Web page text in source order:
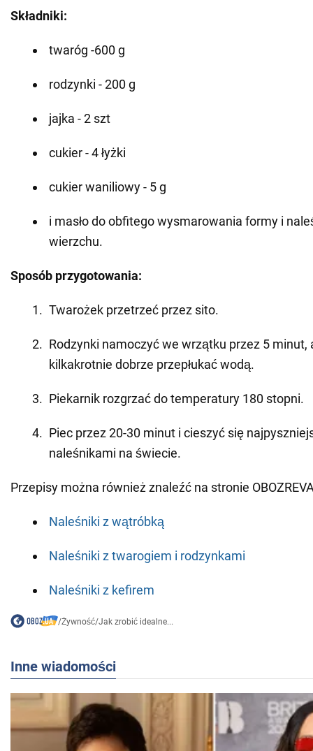
Składniki:
twaróg -600 g
rodzynki - 200 g
jajka - 2 szt
cukier - 4 łyżki
cukier waniliowy - 5 g
i masło do obfitego wysmarowania formy i
wierzchu.
Sposób przygotowania:
Twarożek przetrzeć przez sito.
Rodzynki namoczyć we wrzątku przez 5 minut,
kilkakrotnie dobrze przepłukać wodą.
Piekarnik rozgrzać do temperatury 180 stopni.
Piec przez 20-30 minut i cieszyć się
naleśnikami na świecie.
Przepisy można również znaleźć na stronie
Naleśniki z wątróbką
Naleśniki z twarogiem i rodzynkami
Naleśniki z kefirem
/Żywność/Jak zrobić idealne...
Inne wiadomości